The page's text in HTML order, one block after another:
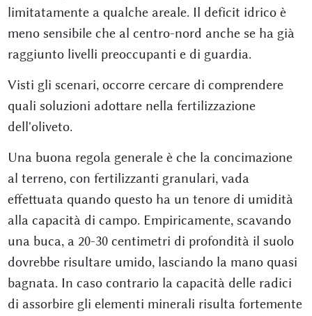
limitatamente a qualche areale. Il deficit idrico è
meno sensibile che al centro-nord anche se ha già
raggiunto livelli preoccupanti e di guardia.
Visti gli scenari, occorre cercare di comprendere
quali soluzioni adottare nella fertilizzazione
dell'oliveto.
Una buona regola generale è che la concimazione
al terreno, con fertilizzanti granulari, vada
effettuata quando questo ha un tenore di umidità
alla capacità di campo. Empiricamente, scavando
una buca, a 20-30 centimetri di profondità il suolo
dovrebbe risultare umido, lasciando la mano quasi
bagnata. In caso contrario la capacità delle radici
di assorbire gli elementi minerali risulta fortemente